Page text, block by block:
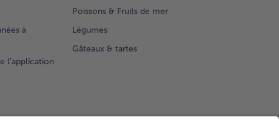
à
l'application
Poissons & Fruits de mer
Légumes
Gâteaux & tartes